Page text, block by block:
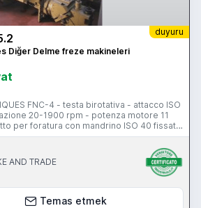
duyuru
Diğer Delme freze makineleri
FNC-4 - testa birotativa - attacco ISO
20-1900 rpm - potenza motore 11
per foratura con mandrino ISO 40 fissato
frontale togliendo la testa - attacco
idraulico - tavola 2000x630 mm - corsa
corsa trasversale 700 mm - corsa
di comando - volantino elettronico -
di irrigidimento al naso mandrino frontale
AND TRADE
Temas etmek